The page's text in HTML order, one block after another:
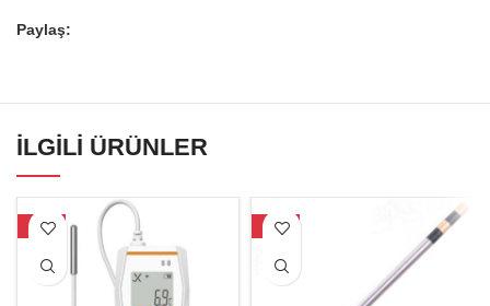
Paylaş:
İLGILI ÜRÜNLER
-15% -30%